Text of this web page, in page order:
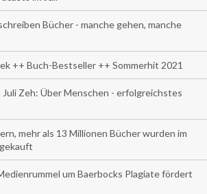
Bücher - manche gehen, manche
++ Buch-Bestseller ++ Sommerhit 2021
Zeh: Über Menschen - erfolgreichstes
mehr als 13 Millionen Bücher wurden im
um Baerbocks Plagiate fördert